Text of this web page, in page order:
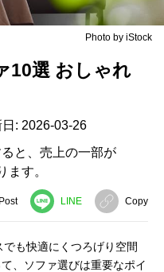
Photo by iStock
10選 おしゃれ
: 2026-03-26
と、売上の一部が
ます。
Post LINE Copy
も快適にくつろげり空間
、ソファ選びは重要なポイ